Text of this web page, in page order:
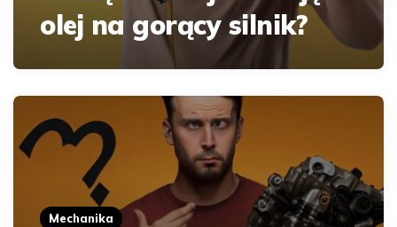
olej na gorący silnik?
Mechanika